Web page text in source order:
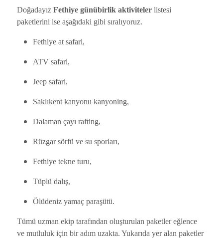
DoğadayızFethiye günübirlik aktiviteler listesi
paketlerini ise aşağıdaki gibi sıralıyoruz.
Fethiye at safari,
ATV safari,
Jeep safari,
Saklıkent kanyonu kanyoning,
Dalaman çayı rafting,
Rüzgar sörfü ve su sporları,
Fethiye tekne turu,
Tüplü dalış,
Ölüdeniz yamaç paraşütü.
Tümü uzman ekip tarafından oluşturulan paketler eğlence
ve mutluluk için bir adım uzakta. Yukarıda yer alan paketler